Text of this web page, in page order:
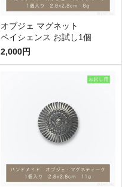
オブジェ マグネット
ペイシェンス お試し1個
2,000円